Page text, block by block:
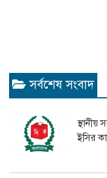
সর্বশেষ সংবাদ
স্থানীয়
ইসির